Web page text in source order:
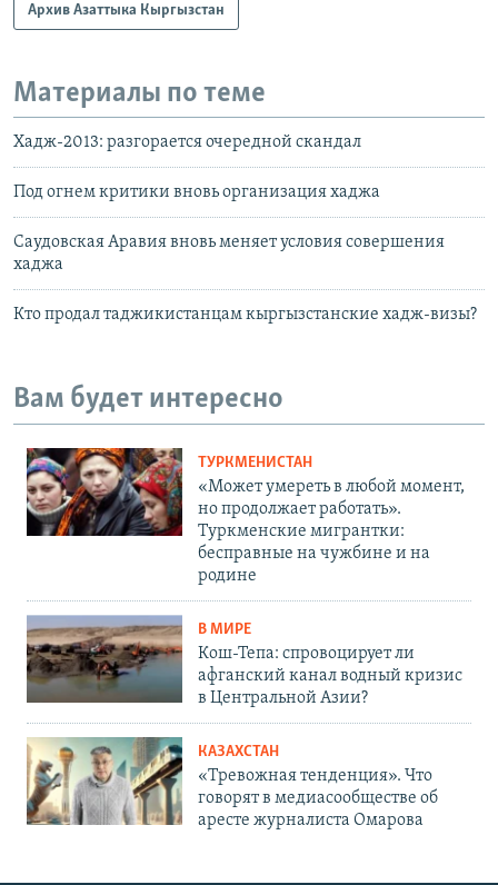
Архив Азаттыка Кыргызстан
Материалы по теме
Хадж-2013: разгорается очередной скандал
Под огнем критики вновь организация хаджа
Саудовская Аравия вновь меняет условия совершения
хаджа
Кто продал таджикистанцам кыргызстанские хадж-визы?
Вам будет интересно
ТУРКМЕНИСТАН
«Может умереть в любой момент,
но продолжает работать».
Туркменские мигрантки:
бесправные на чужбине и на
родине
В МИРЕ
Кош-Тепа: спровоцирует ли
афганский канал водный кризис
в Центральной Азии?
КАЗАХСТАН
«Тревожная тенденция». Что
говорят в медиасообществе об
аресте журналиста Омарова